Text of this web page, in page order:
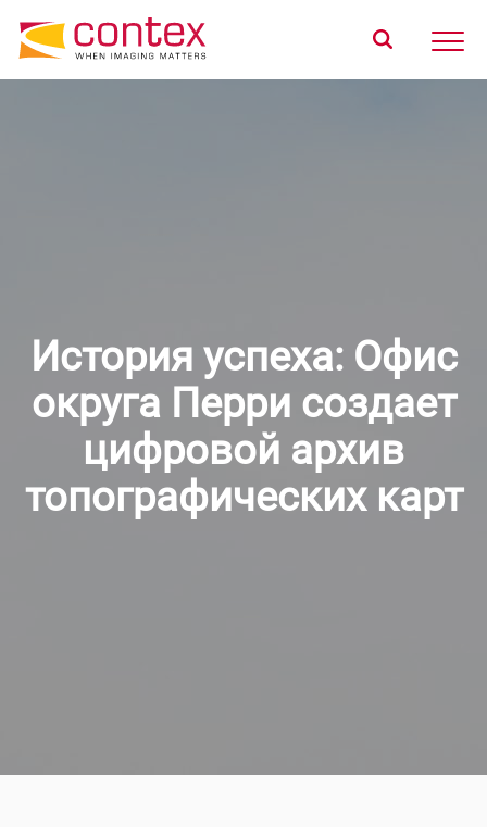
История успеха: Офис
округа Перри создает
цифровой архив
топографических карт
Продукты